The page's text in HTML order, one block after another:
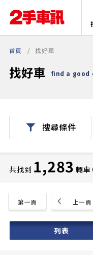
首頁 找好車
找好車 find a good
搜尋條件
共找到 1,283 輛車
第一頁 上一頁
列表